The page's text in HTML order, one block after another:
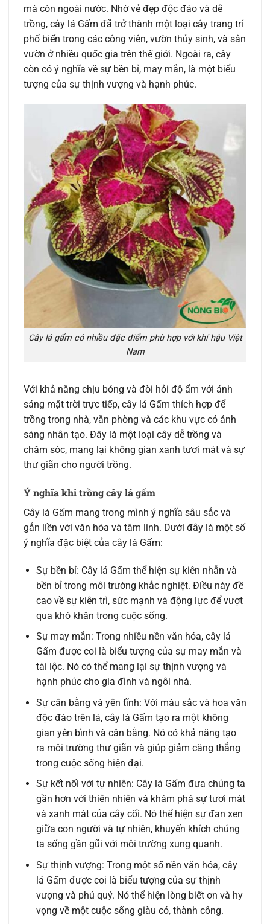
mà còn ngoài nước. Nhờ vẻ đẹp độc đáo và dễ
trồng, cây lá Gấm đã trở thành một loại cây trang trí
phổ biến trong các công viên, vườn thủy sinh, và sân
vườn ở nhiều quốc gia trên thế giới. Ngoài ra, cây
còn có ý nghĩa về sự bền bỉ, may mắn, là một biểu
tượng của sự thịnh vượng và hạnh phúc.
Cây lá gấm có nhiều đặc điểm phù hợp với khí hậu Việt
Nam
Với khả năng chịu bóng và đòi hỏi độ ẩm với ánh
sáng mặt trời trực tiếp, cây lá Gấm thích hợp để
trồng trong nhà, văn phòng và các khu vực có ánh
sáng nhân tạo. Đây là một loại cây dễ trồng và
chăm sóc, mang lại không gian xanh tươi mát và sự
thư giãn cho người trồng.
Ý nghĩa khi trồng cây lá gấm
Cây lá Gấm mang trong mình ý nghĩa sâu sắc và
gắn liền với văn hóa và tâm linh. Dưới đây là một số
ý nghĩa đặc biệt của cây lá Gấm:
Sự bền bỉ: Cây lá Gấm thể hiện sự kiên nhẫn và
bền bỉ trong môi trường khắc nghiệt. Điều này đề
cao về sự kiên trì, sức mạnh và động lực để vượt
qua khó khăn trong cuộc sống.
Sự may mắn: Trong nhiều nền văn hóa, cây lá
Gấm được coi là biểu tượng của sự may mắn và
tài lộc. Nó có thể mang lại sự thịnh vượng và
hạnh phúc cho gia đình và ngôi nhà.
Sự cân bằng và yên tĩnh: Với màu sắc và hoa văn
độc đáo trên lá, cây lá Gấm tạo ra một không
gian yên bình và cân bằng. Nó có khả năng tạo
ra môi trường thư giãn và giúp giảm căng thẳng
trong cuộc sống hiện đại.
Sự kết nối với tự nhiên: Cây lá Gấm đưa chúng ta
gần hơn với thiên nhiên và khám phá sự tươi mát
và xanh mát của cây cối. Nó thể hiện sự đan xen
giữa con người và tự nhiên, khuyến khích chúng
ta sống gần gũi với môi trường xung quanh.
Sự thịnh vượng: Trong một số nền văn hóa, cây
lá Gấm được coi là biểu tượng của sự thịnh
vượng và phú quý. Nó thể hiện lòng biết ơn và hy
vọng về một cuộc sống giàu có, thành công.